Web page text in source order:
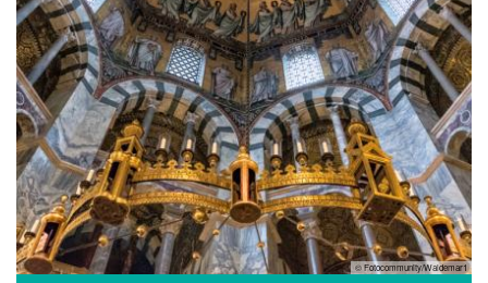
© Fotocommunity/Waldemar1